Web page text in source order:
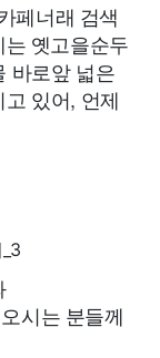
페너래 검색
옛고을순두
바로앞 넓은
있어, 언제
시는 분들께